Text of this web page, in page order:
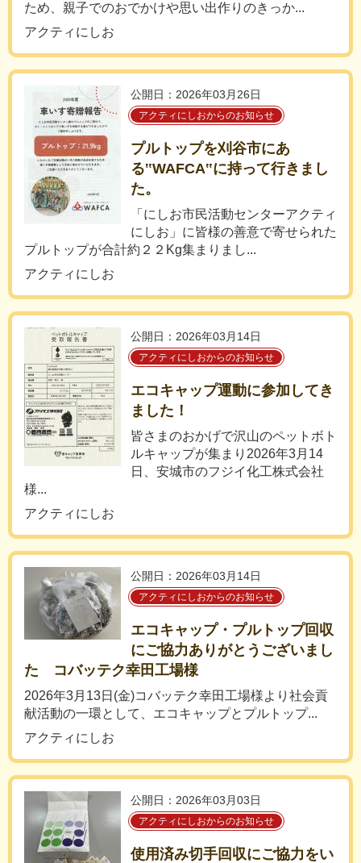
ため、親子でのおでかけや思い出作りのきっか...
アクティにしお
公開日：2026年03月26日
アクティにしおからのお知らせ
プルトップを刈谷市にあ
る‟WAFCA‟に持って行きまし
た。
「にしお市民活動センターアクティ
にしお」に皆様の善意で寄せられた
プルトップが合計約２２Kg集まりまし...
アクティにしお
公開日：2026年03月14日
アクティにしおからのお知らせ
エコキャップ運動に参加してき
ました！
皆さまのおかげで沢山のペットボト
ルキャップが集まり2026年3月14
日、安城市のフジイ化工株式会社
様...
アクティにしお
公開日：2026年03月14日
アクティにしおからのお知らせ
エコキャップ・プルトップ回収
にご協力ありがとうございまし
た コバッテク幸田工場様
2026年3月13日(金)コバッテク幸田工場様より社会貢
献活動の一環として、エコキャップとプルトップ...
アクティにしお
公開日：2026年03月03日
アクティにしおからのお知らせ
使用済み切手回収にご協力をい